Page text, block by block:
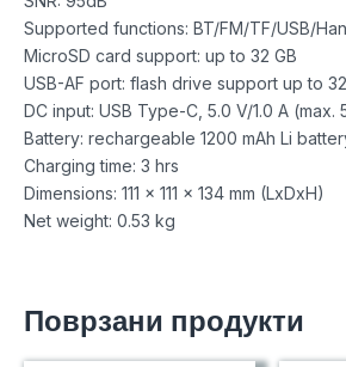
Supported functions: BT/FM/TF/USB/
MicroSD card support: up to 32 GB
USB-AF port: flash drive support up to
DC input: USB Type-C, 5.0 V/1.0 A (max.
Battery: rechargeable 1200 mAh Li
Charging time: 3 hrs
Dimensions: 111 x 111 x 134 mm (LxDxH)
Net weight: 0.53 kg
Поврзани продукти